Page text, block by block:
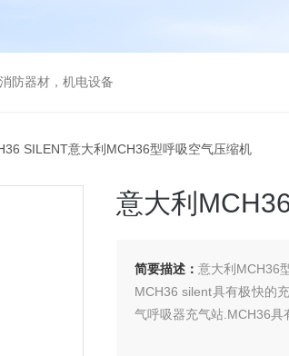
防器材，机电设备
SILENT意大利MCH36型呼吸空气压缩机
意大利
简要描述： 意大利MCH36
MCH36 silent具有极快的
气呼吸器充气站.MCH36具